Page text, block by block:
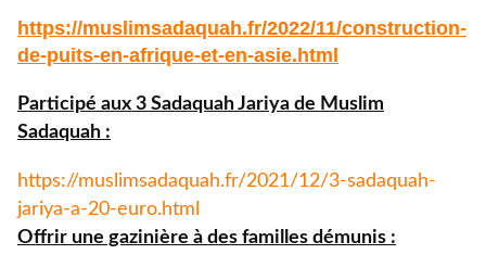
https://muslimsadaquah.fr/2022/11/construction-
de-puits-en-afrique-et-en-asie.html
Participé aux 3 Sadaquah Jariya de Muslim
Sadaquah :
https://muslimsadaquah.fr/2021/12/3-sadaquah-
jariya-a-20-euro.html
Offrir une gazinière à des familles démunis :